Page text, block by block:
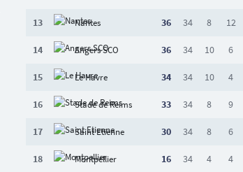
13 Nantes 36 34 8 12
14 Angers SCO 36 34 10 6
15 Le Havre 34 34 10 4
16 Stade de Reims 33 34 8 9
17 Saint Etienne 30 34 8 6
18 Montpellier 16 34 4 4